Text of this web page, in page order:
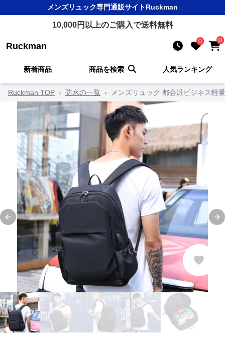
メンズリュック専門通販サイトRuckman
10,000円以上のご購入で送料無料
Ruckman 0 0
新着商品 商品を検索 人気ランキング
Ruckman TOP › 防水の一覧 › メンズリュック 都会派ビジネス軽
Previous slide